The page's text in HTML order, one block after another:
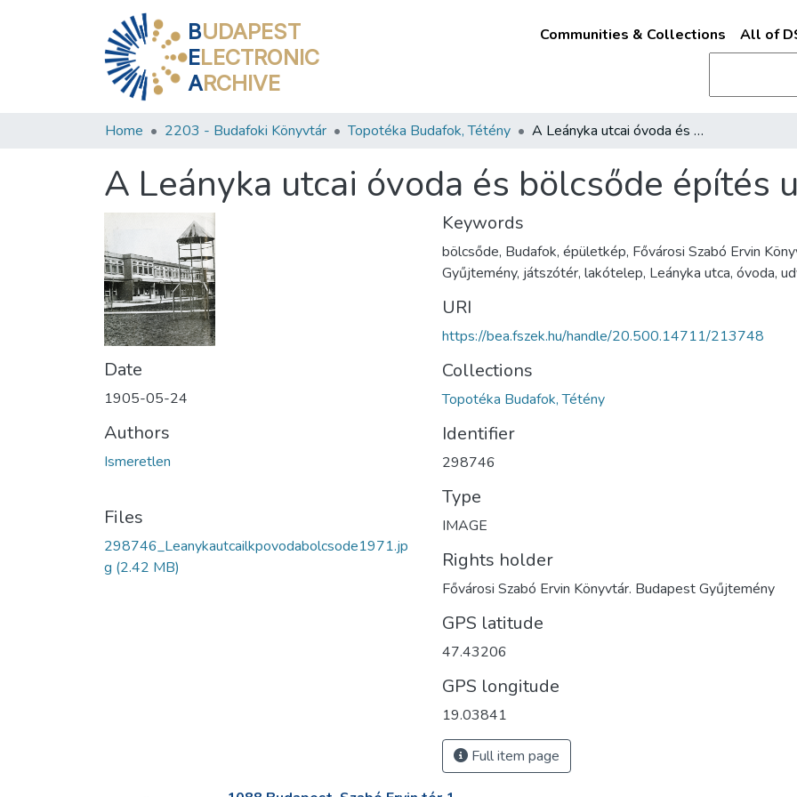
BUDAPEST
ELECTRONIC
ARCHIVE
Communities & Collections All of
Home 2203 - Budafoki Könyvtár Topotéka Budafok, Tétény A Leányka utcai óvoda és bölcsőde építés után
A Leányka utcai óvoda és bölcsőde építés
Date
1905-05-24
Authors
Ismeretlen
Files
298746_Leanykautcailkpovodabolcsode1971.jp
g (2.42 MB)
Keywords
bölcsőde, Budafok, épületkép, Fővárosi Szabó Ervin
Gyűjtemény, játszótér, lakótelep, Leányka utca, óvoda,
URI
https://bea.fszek.hu/handle/20.500.14711/213748
Collections
Topotéka Budafok, Tétény
Identifier
298746
Type
IMAGE
Rights holder
Fővárosi Szabó Ervin Könyvtár. Budapest Gyűjtemény
GPS latitude
47.43206
GPS longitude
19.03841
Full item page